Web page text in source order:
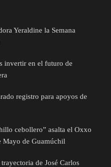
Yeraldine la Semana
invertir en el futuro de
registro para apoyos de
cebollero” asalta el Oxxo
Mayo de Guamúchil
de José Carlos